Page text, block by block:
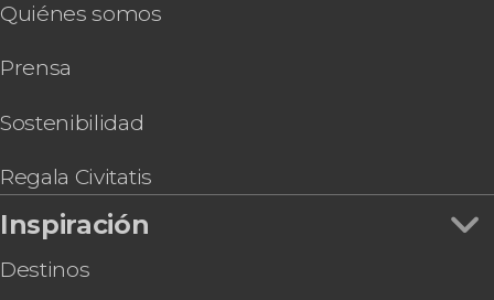
Espectáculo de luz y sonido en el Templo de
Museo de Lúxor y Museo de la Momificación
Cairo con todo incluido
Paseo en calesa por Lúxor
Paseo en globo por Lúxor
Quiénes somos
Prensa
Sostenibilidad
Regala Civitatis
Inspiración
Destinos